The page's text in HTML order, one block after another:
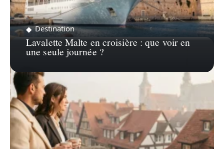
Destination
Lavalette Malte en croisière : que voir en
une seule journée ?